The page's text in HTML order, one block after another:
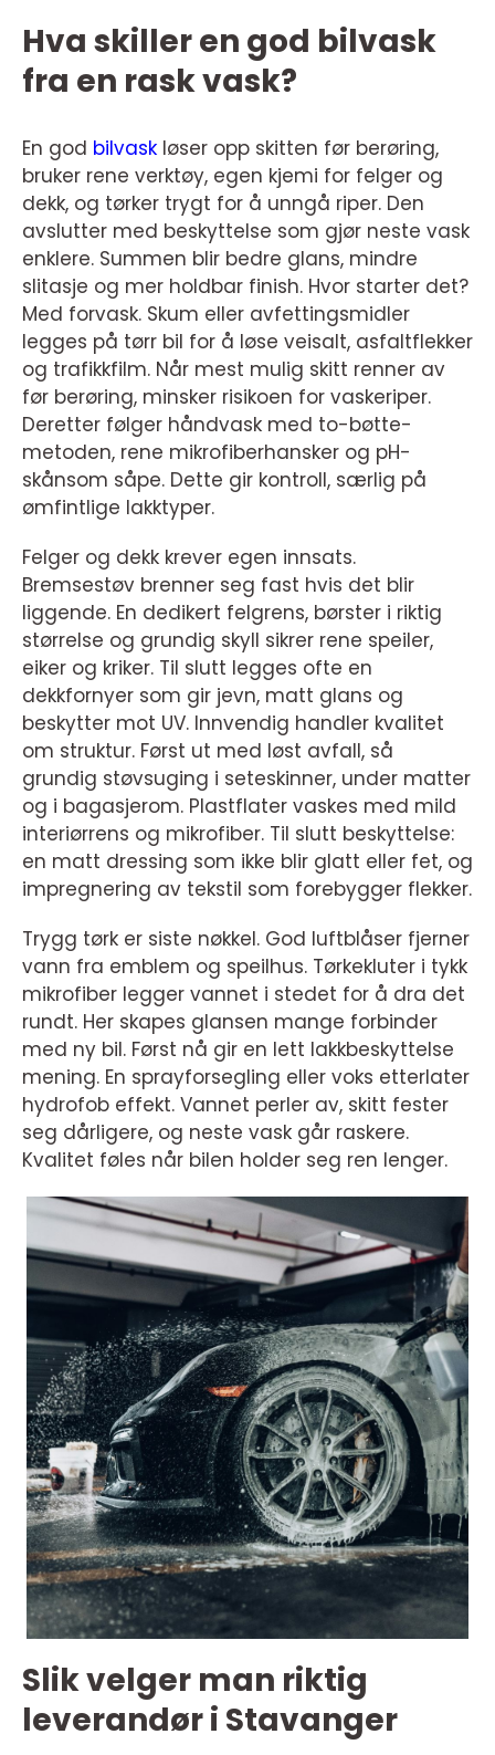
Hva skiller en god bilvask
fra en rask vask?
En god bilvask løser opp skitten før berøring,
bruker rene verktøy, egen kjemi for felger og
dekk, og tørker trygt for å unngå riper. Den
avslutter med beskyttelse som gjør neste vask
enklere. Summen blir bedre glans, mindre
slitasje og mer holdbar finish. Hvor starter det?
Med forvask. Skum eller avfettingsmidler
legges på tørr bil for å løse veisalt, asfaltflekker
og trafikkfilm. Når mest mulig skitt renner av
før berøring, minsker risikoen for vaskeriper.
Deretter følger håndvask med to-bøtte-
metoden, rene mikrofiberhansker og pH-
skånsom såpe. Dette gir kontroll, særlig på
ømfintlige lakktyper.
Felger og dekk krever egen innsats.
Bremsestøv brenner seg fast hvis det blir
liggende. En dedikert felgrens, børster i riktig
størrelse og grundig skyll sikrer rene speiler,
eiker og kriker. Til slutt legges ofte en
dekkfornyer som gir jevn, matt glans og
beskytter mot UV. Innvendig handler kvalitet
om struktur. Først ut med løst avfall, så
grundig støvsuging i seteskinner, under matter
og i bagasjerom. Plastflater vaskes med mild
interiørrens og mikrofiber. Til slutt beskyttelse:
en matt dressing som ikke blir glatt eller fet, og
impregnering av tekstil som forebygger flekker.
Trygg tørk er siste nøkkel. God luftblåser fjerner
vann fra emblem og speilhus. Tørkekluter i tykk
mikrofiber legger vannet i stedet for å dra det
rundt. Her skapes glansen mange forbinder
med ny bil. Først nå gir en lett lakkbeskyttelse
mening. En sprayforsegling eller voks etterlater
hydrofob effekt. Vannet perler av, skitt fester
seg dårligere, og neste vask går raskere.
Kvalitet føles når bilen holder seg ren lenger.
Slik velger man riktig
leverandør i Stavanger